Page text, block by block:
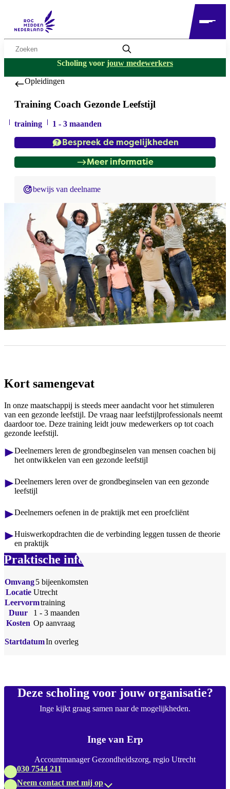
Zoekwoord
Scholing voor jouw medewerkers
Opleidingen
Training Coach Gezonde Leefstijl
training 1 - 3 maanden
Bespreek de mogelijkheden
Meer informatie
bewijs van deelname
Kort samengevat
In onze maatschappij is steeds meer aandacht voor het stimuleren
van een gezonde leefstijl. De vraag naar leefstijlprofessionals neemt
daardoor toe. Deze training leidt jouw medewerkers op tot coach
gezonde leefstijl.
Deelnemers leren de grondbeginselen van mensen coachen bij
het ontwikkelen van een gezonde leefstijl
Deelnemers leren over de grondbeginselen van een gezonde
leefstijl
Deelnemers oefenen in de praktijk met een proefcliënt
Huiswerkopdrachten die de verbinding leggen tussen de theorie
en praktijk
Praktische info
Omvang5 bijeenkomsten
Locatie Utrecht
Leervormtraining
Duur
1 - 3 maanden
Kosten Op aanvraag
StartdatumIn overleg
Deze scholing voor jouw organisatie?
Inge kijkt graag samen naar de mogelijkheden.
Inge van Erp
Accountmanager Gezondheidszorg, regio Utrecht
030 7544 211
Neem contact met mij op